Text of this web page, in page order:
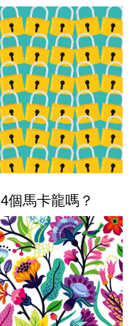
個馬卡龍嗎？